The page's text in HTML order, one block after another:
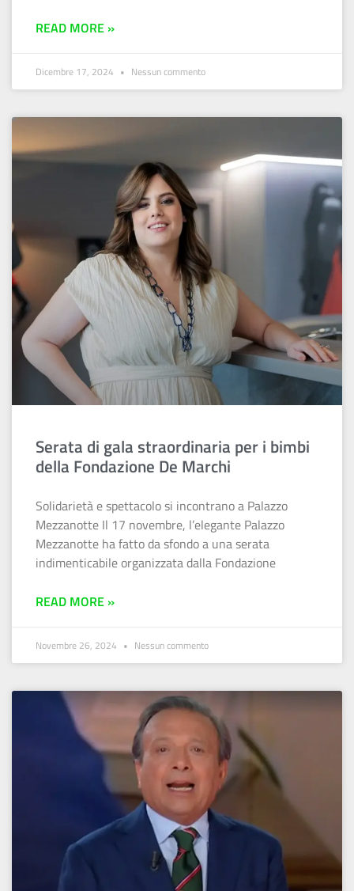
READ MORE »
Dicembre 17, 2024 Nessun commento
Serata di gala straordinaria per i bimbi
della Fondazione De Marchi
Solidarietà e spettacolo si incontrano a Palazzo
Mezzanotte Il 17 novembre, l’elegante Palazzo
Mezzanotte ha fatto da sfondo a una serata
indimenticabile organizzata dalla Fondazione
READ MORE »
Novembre 26, 2024 Nessun commento